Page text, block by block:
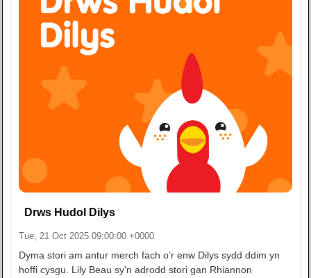
Drws Hudol Dilys
Tue, 21 Oct 2025 09:00:00 +0000
Dyma stori am antur merch fach o’r enw Dilys sydd ddim yn
hoffi cysgu. Lily Beau sy'n adrodd stori gan Rhiannon